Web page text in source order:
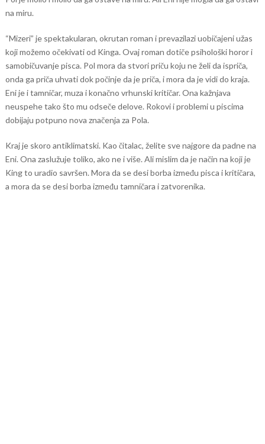
na miru.
“Mizeri” je spektakularan, okrutan roman i prevazilazi uobičajeni užas
koji možemo očekivati od Kinga. Ovaj roman dotiče psihološki horor i
samobičuvanje pisca. Pol mora da stvori priču koju ne želi da ispriča,
onda ga priča uhvati dok počinje da je priča, i mora da je vidi do kraja.
Eni je i tamničar, muza i konačno vrhunski kritičar. Ona kažnjava
neuspehe tako što mu odseče delove. Rokovi i problemi u piscima
dobijaju potpuno nova značenja za Pola.
Kraj je skoro antiklimatski. Kao čitalac, želite sve najgore da padne na
Eni. Ona zaslužuje toliko, ako ne i više. Ali mislim da je način na koji je
King to uradio savršen. Mora da se desi borba između pisca i kritičara,
a mora da se desi borba između tamničara i zatvorenika.